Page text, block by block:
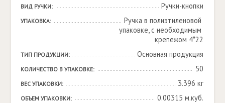
ВИД РУЧКИ: Ручки-кнопки
УПАКОВКА:
Ручка в полиэтиленовой
упаковке, с необходимым
крепежом 4*22
ТИП ПРОДУКЦИИ: Основная продукция
КОЛИЧЕСТВО В УПАКОВКЕ: 50
ВЕС УПАКОВКИ: 3.396 кг
ОБЪЕМ УПАКОВКИ: 0.00315 м.куб.